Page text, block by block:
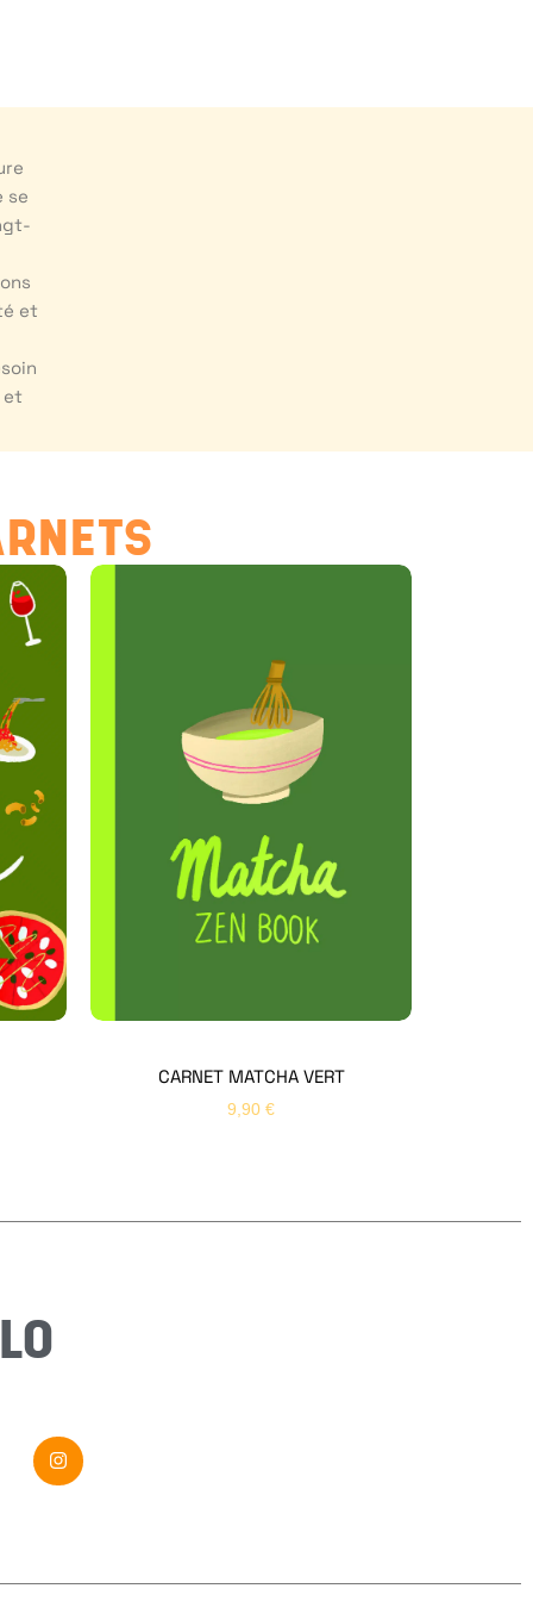
se
et
et
CARNET MATCHA VERT
9,90 €
Hello Editions
Nous revenons vers vous rapidement
Bonjour 👋
Nom* Prénom*